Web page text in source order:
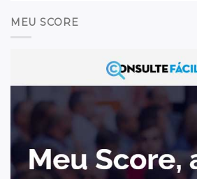
MEU SCORE